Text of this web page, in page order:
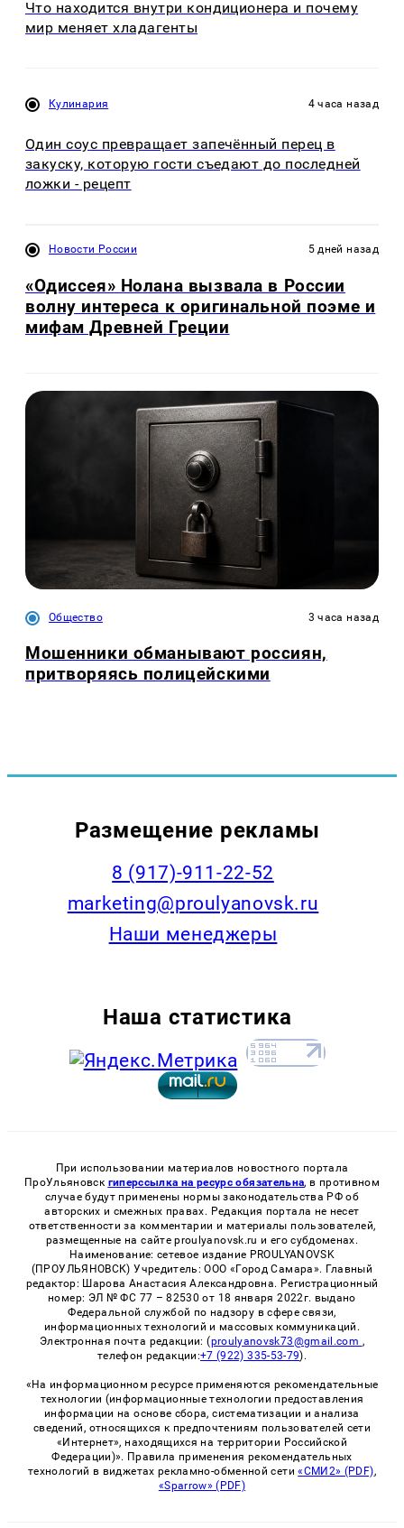
Что находится внутри кондиционера и почему
мир меняет хладагенты
Кулинария 4 часа назад
Один соус превращает запечённый перец в
закуску, которую гости съедают до последней
ложки - рецепт
Новости России 5 дней назад
«Одиссея» Нолана вызвала в России
волну интереса к оригинальной поэме и
мифам Древней Греции
Общество 3 часа назад
Мошенники обманывают россиян,
притворяясь полицейскими
Размещение рекламы
8 (917)-911-22-52
marketing@proulyanovsk.ru
Наши менеджеры
Наша статистика
При использовании материалов новостного портала
ПроУльяновск гиперссылка на ресурс обязательна, в противном
случае будут применены нормы законодательства РФ об
авторских и смежных правах. Редакция портала не несет
ответственности за комментарии и материалы пользователей,
размещенные на сайте proulyanovsk.ru и его субдоменах.
Наименование: сетевое издание PROULYANOVSK
(ПРОУЛЬЯНОВСК) Учредитель: ООО «Город Самара». Главный
редактор: Шарова Анастасия Александровна. Регистрационный
номер: ЭЛ № ФС 77 – 82530 от 18 января 2022г. выдано
Федеральной службой по надзору в сфере связи,
информационных технологий и массовых коммуникаций.
Электронная почта редакции: (proulyanovsk73@gmail.com ,
телефон редакции:+7 (922) 335-53-79).
«На информационном ресурсе применяются рекомендательные
технологии (информационные технологии предоставления
информации на основе сбора, систематизации и анализа
сведений, относящихся к предпочтениям пользователей сети
«Интернет», находящихся на территории Российской
Федерации)». Правила применения рекомендательных
технологий в виджетах рекламно-обменной сети«СМИ2» (PDF),
«Sparrow» (PDF)